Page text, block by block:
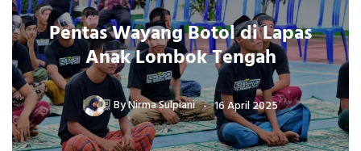
Pentas Wayang Botol di Lapas
Anak Lombok Tengah
ByNirma Sulpiani 16 April 2025